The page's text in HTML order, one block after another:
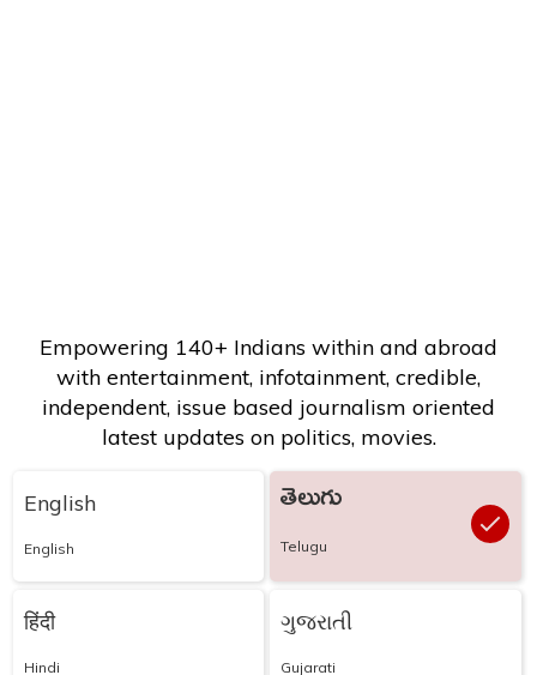
Empowering 140+ Indians within and abroad
with entertainment, infotainment, credible,
independent, issue based journalism oriented
latest updates on politics, movies.
English
English
తెలుగు
Telugu
हिंदी
Hindi
ગુજરાતી
Gujarati